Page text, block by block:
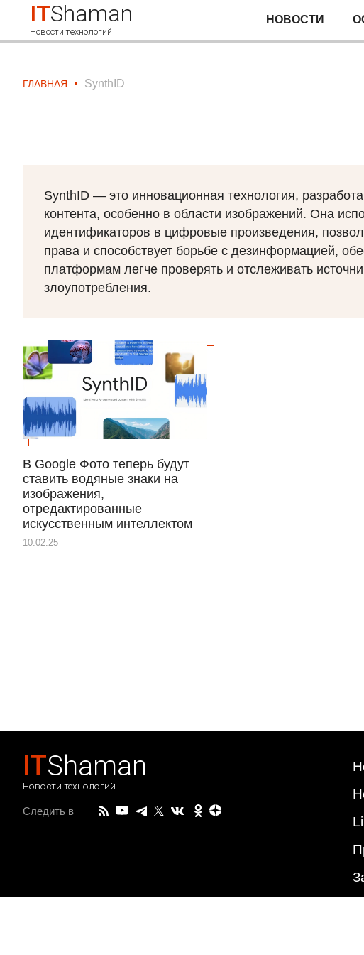
ITShaman
Новости технологий
НОВОСТИ
ГЛАВНАЯ SynthID
SynthID — это инновационная технология,
контента, особенно в области изображений. Она
идентификаторов в цифровые произведения,
права и способствует борьбе с дезинформацией,
платформам легче проверять и отслеживать
злоупотребления.
В Google Фото теперь будут
ставить водяные знаки на
изображения,
отредактированные
искусственным интеллектом
10.02.25
ITShaman
Новости технологий
Следить в